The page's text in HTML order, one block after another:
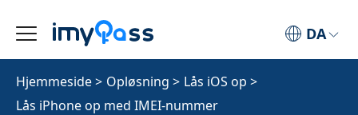
DA
Hjemmeside> Opløsning > Lås iOS op >
Lås iPhone op med IMEI-nummer